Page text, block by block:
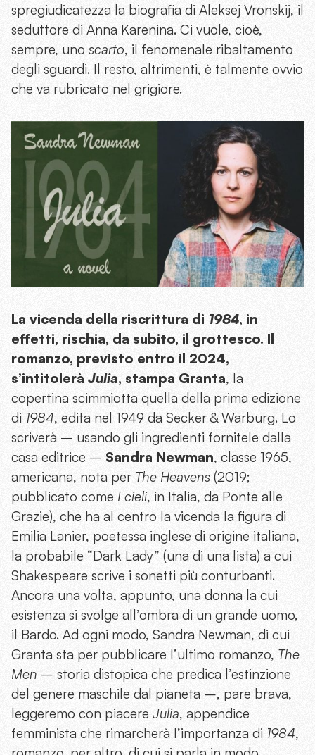
spregiudicatezza la biografia di Aleksej Vronskij, il
seduttore di Anna Karenina. Ci vuole, cioè,
sempre, uno scarto, il fenomenale ribaltamento
degli sguardi. Il resto, altrimenti, è talmente ovvio
che va rubricato nel grigiore.
La vicenda della riscrittura di 1984, in
effetti, rischia, da subito, il grottesco. Il
romanzo, previsto entro il 2024,
s’intitolerà Julia, stampa Granta, la
copertina scimmiotta quella della prima edizione
di 1984, edita nel 1949 da Secker & Warburg. Lo
scriverà – usando gli ingredienti fornitele dalla
casa editrice – Sandra Newman, classe 1965,
americana, nota per The Heavens (2019;
pubblicato come I cieli, in Italia, da Ponte alle
Grazie), che ha al centro la vicenda la figura di
Emilia Lanier, poetessa inglese di origine italiana,
la probabile “Dark Lady” (una di una lista) a cui
Shakespeare scrive i sonetti più conturbanti.
Ancora una volta, appunto, una donna la cui
esistenza si svolge all’ombra di un grande uomo,
il Bardo. Ad ogni modo, Sandra Newman, di cui
Granta sta per pubblicare l’ultimo romanzo, The
Men – storia distopica che predica l’estinzione
del genere maschile dal pianeta –, pare brava,
leggeremo con piacere Julia, appendice
femminista che rimarcherà l’importanza di 1984,